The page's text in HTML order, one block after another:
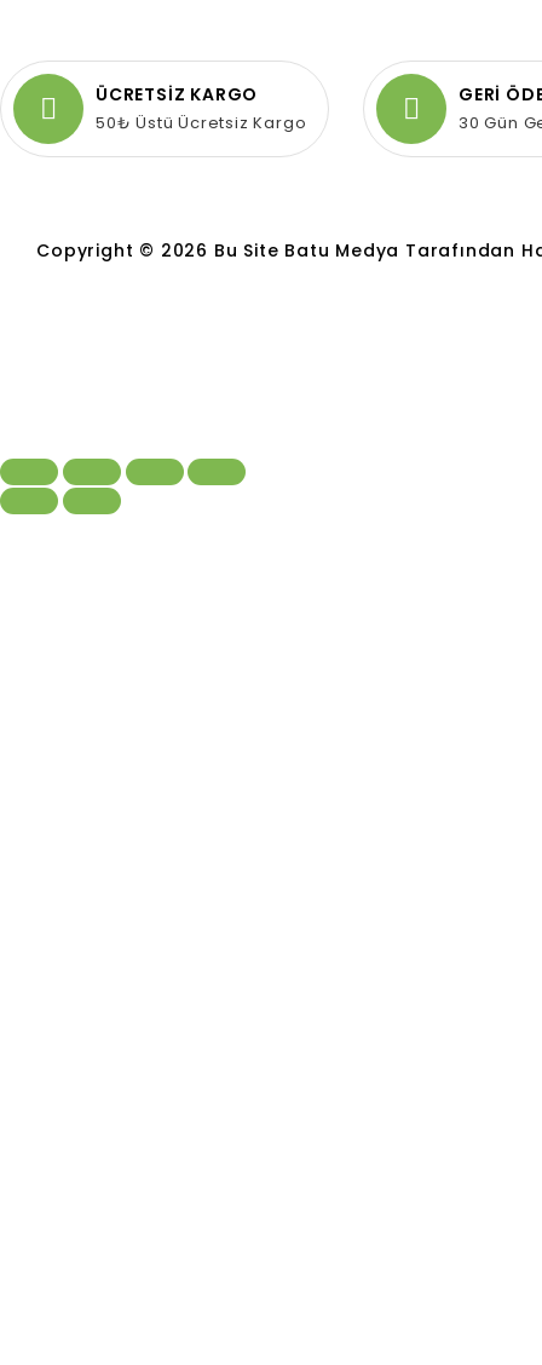
ÜCRETSİZ KARGO
50₺ Üstü Ücretsiz Kargo
GERİ
30 Gün
Copyright © 2026 Bu Site Batu Medya Tarafından